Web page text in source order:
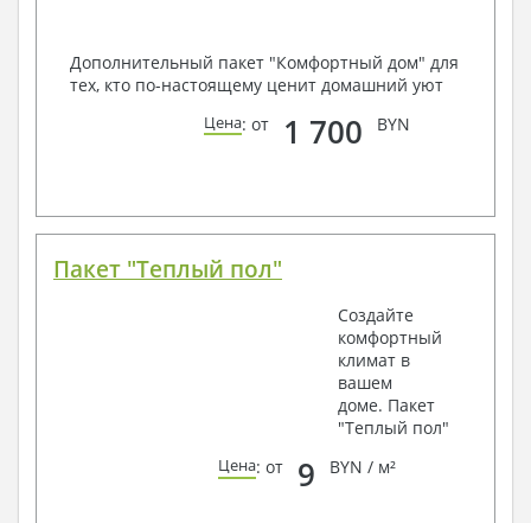
Дополнительный пакет "Комфортный дом" для
тех, кто по-настоящему ценит домашний уют
Цена: от 1 700 BYN
Пакет "Теплый пол"
Создайте
комфортный
климат в
вашем
доме. Пакет
"Теплый пол"
Цена: от 9 BYN / м²